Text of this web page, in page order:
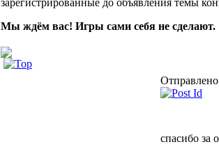
Мы ждём вас! Игры сами себя не сделают.
спасибо за